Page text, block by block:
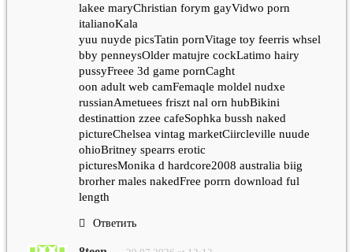
lakee maryChristian forym gayVidwo porn
italianoKala
yuu nuyde picsTatin pornVitage toy feerris whsel
bby penneysOlder matujre cockLatimo hairy
pussyFreee 3d game pornCaght
oon adult web camFemaqle moldel nudxe
russianAmetuees friszt nal orn hubBikini
destinattion zzee cafeSophka bussh naked
pictureChelsea vintag marketCiircleville nuude
ohioBritney spearrs erotic
picturesMonika d hardcore2008 australia biig
brorher males nakedFree porrn download ful
length
Ответить